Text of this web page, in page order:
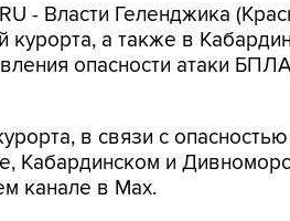
- Власти Геленджика
курорта, а также в
опасности атаки
в связи с
Кабардинском и
канале в Max.